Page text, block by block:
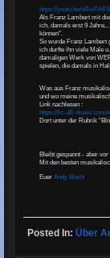
https://youtu.be/
Als Franz Lambert mit
ich, damals erst 9
können".
So wurde Franz Lambert
ich durfte ihn viele Male
damaligen Werk von
spielen, die damals in
Was aus Franz
und wo meine
Link nachlesen :
https://frc-all-music.com/
Dort unter der Rubrik
Bleibt gespannt - aber
Mit den besten
Euer Andy Blech
Posted In:Über